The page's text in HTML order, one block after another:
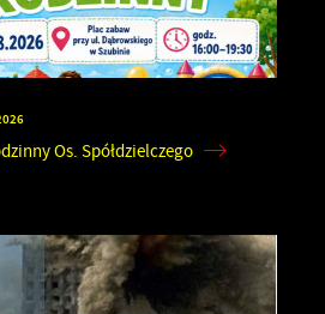
Os. Spółdzielczego